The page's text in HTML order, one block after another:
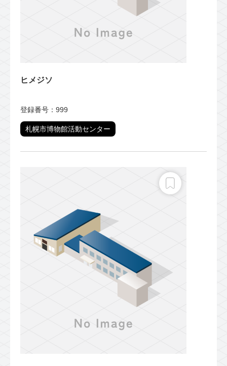
ヒメジソ
登録番号：999
札幌市博物館活動センター